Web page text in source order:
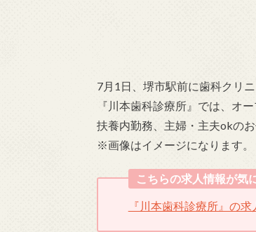
7月1日、堺市駅前に歯科クリ
『川本歯科診療所』では、オ
扶養内勤務、主婦・主夫okのお
※画像はイメージになります。
こちらの求人情報が気
『川本歯科診療所』の